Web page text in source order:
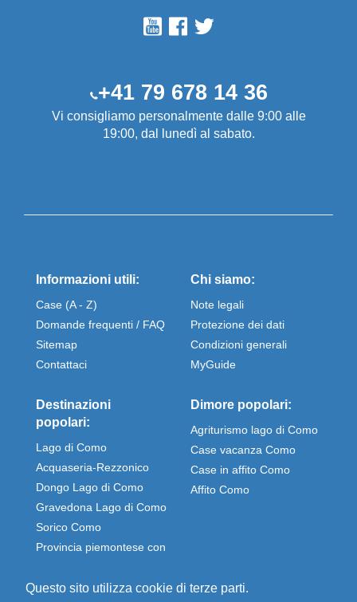
Questo sito utilizza cookie di terze parti.
+41 79 678 14 36
Vi consigliamo personalmente dalle 9:00 alle
19:00, dal lunedì al sabato.
Informazioni utili:
Case (A - Z)
Domande frequenti / FAQ
Sitemap
Contattaci
Chi siamo:
Note legali
Protezione dei dati
Condizioni generali
MyGuide
Destinazioni
popolari:
Lago di Como
Acquaseria-Rezzonico
Dongo Lago di Como
Gravedona Lago di Como
Sorico Como
Provincia piemontese con
Dimore popolari:
Agriturismo lago di Como
Case vacanza Como
Case in affito Como
Affito Como